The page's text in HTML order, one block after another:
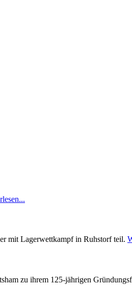
mit Lagerwettkampf in Ruhstorf teil.
zu ihrem 125-jährigen